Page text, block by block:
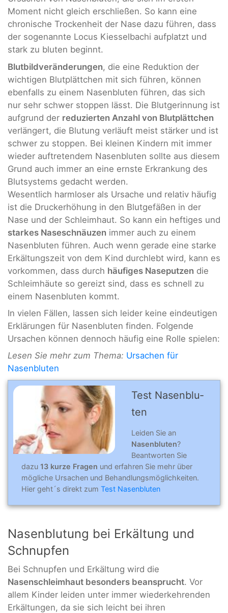
Moment nicht gleich erschließen. So kann eine
chronische Trockenheit der Nase dazu führen, dass
der sogenannte Locus Kiesselbachi aufplatzt und
stark zu bluten beginnt.
Blutbildveränderungen, die eine Reduktion der
wichtigen Blutplättchen mit sich führen, können
ebenfalls zu einem Nasenbluten führen, das sich
nur sehr schwer stoppen lässt. Die Blutgerinnung ist
aufgrund der reduzierten Anzahl von Blutplättchen
verlängert, die Blutung verläuft meist stärker und ist
schwer zu stoppen. Bei kleinen Kindern mit immer
wieder auftretendem Nasenbluten sollte aus diesem
Grund auch immer an eine ernste Erkrankung des
Blutsystems gedacht werden.
Wesentlich harmloser als Ursache und relativ häufig
ist die Druckerhöhung in den Blutgefäßen in der
Nase und der Schleimhaut. So kann ein heftiges und
starkes Naseschnäuzen immer auch zu einem
Nasenbluten führen. Auch wenn gerade eine starke
Erkältungszeit von dem Kind durchlebt wird, kann es
vorkommen, dass durch häufiges Naseputzen die
Schleimhäute so gereizt sind, dass es schnell zu
einem Nasenbluten kommt.
In vielen Fällen, lassen sich leider keine eindeutigen
Erklärungen für Nasenbluten finden. Folgende
Ursachen können dennoch häufig eine Rolle spielen:
Lesen Sie mehr zum Thema: Ursachen für
Nasenbluten
Test Nasenblu­
ten
Leiden Sie an
Nasenbluten?
Beantworten Sie
dazu 13 kurze Fragen und erfahren Sie mehr über
mögliche Ursachen und Behandlungsmöglichkeiten.
Hier geht´s direkt zum Test Nasenbluten
Nasenblutung bei Erkältung und
Schnupfen
Bei Schnupfen und Erkältung wird die
Nasenschleimhaut besonders beansprucht. Vor
allem Kinder leiden unter immer wiederkehrenden
Erkältungen, da sie sich leicht bei ihren